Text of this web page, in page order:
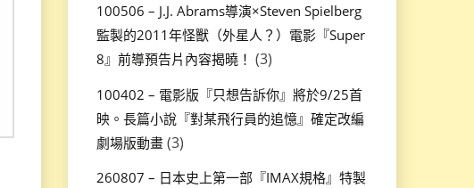
100506 – J.J. Abrams導演×Steven Spielberg
監製的2011年怪獸（外星人？）電影『Super
8』前導預告片內容揭曉！ (3)
100402 – 電影版『只想告訴你』將於9/25首
映。長篇小說『對某飛行員的追憶』確定改編
劇場版動畫 (3)
260807 – 日本史上第一部『IMAX規格』特製